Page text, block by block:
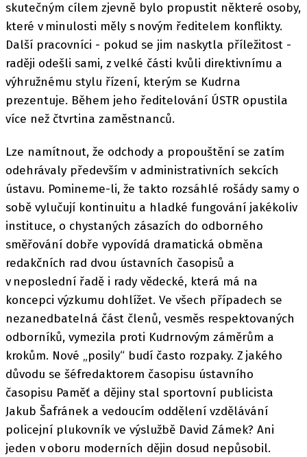
skutečným cílem zjevně bylo propustit některé osoby,
které v minulosti měly s novým ředitelem konflikty.
Další pracovníci - pokud se jim naskytla příležitost -
raději odešli sami, z velké části kvůli direktivnímu a
výhružnému stylu řízení, kterým se Kudrna
prezentuje. Během jeho ředitelování ÚSTR opustila
více než čtvrtina zaměstnanců.
Lze namítnout, že odchody a propouštění se zatím
odehrávaly především v administrativních sekcích
ústavu. Pomineme-li, že takto rozsáhlé rošády samy o
sobě vylučují kontinuitu a hladké fungování jakékoliv
instituce, o chystaných zásazích do odborného
směřování dobře vypovídá dramatická obměna
redakčních rad dvou ústavních časopisů a
v neposlední řadě i rady vědecké, která má na
koncepci výzkumu dohlížet. Ve všech případech se
nezanedbatelná část členů, vesměs respektovaných
odborníků, vymezila proti Kudrnovým záměrům a
krokům. Nové „posily“ budí často rozpaky. Z jakého
důvodu se šéfredaktorem časopisu ústavního
časopisu Paměť a dějiny stal sportovní publicista
Jakub Šafránek a vedoucím oddělení vzdělávání
policejní plukovník ve výslužbě David Zámek? Ani
jeden v oboru moderních dějin dosud nepůsobil.